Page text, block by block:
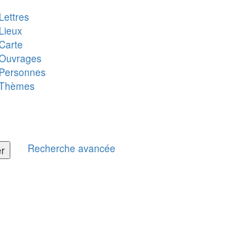
Lettres
Lieux
Personnes
Recherche avancée